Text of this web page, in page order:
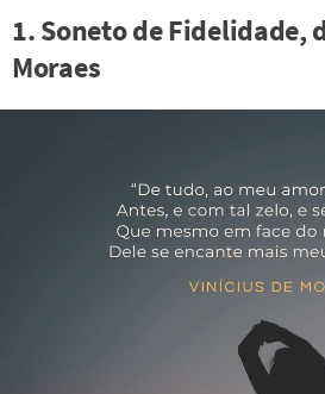
1. Soneto de Fidelidade,
Moraes